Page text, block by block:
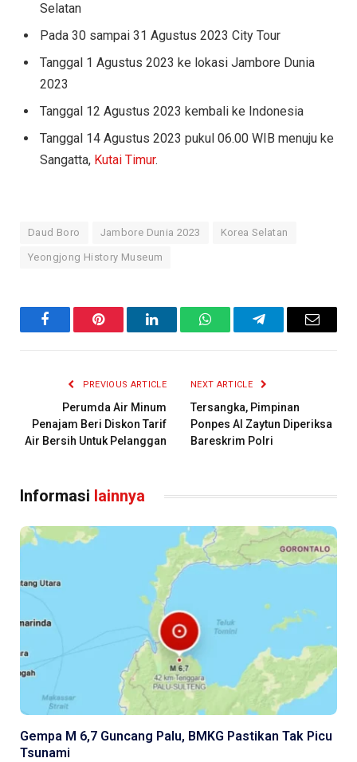
Selatan
Pada 30 sampai 31 Agustus 2023 City Tour
Tanggal 1 Agustus 2023 ke lokasi Jambore Dunia
2023
Tanggal 12 Agustus 2023 kembali ke Indonesia
Tanggal 14 Agustus 2023 pukul 06.00 WIB menuju ke
Sangatta, Kutai Timur.
Daud Boro Jambore Dunia 2023 Korea Selatan
Yeongjong History Museum
FacebookPinterest LinkedInWhatsAppTelegramEmail
PREVIOUS ARTICLE
Perumda Air Minum
Penajam Beri Diskon Tarif
Air Bersih Untuk Pelanggan
NEXT ARTICLE
Tersangka, Pimpinan
Ponpes Al Zaytun Diperiksa
Bareskrim Polri
Informasi lainnya
Gempa M 6,7 Guncang Palu, BMKG Pastikan Tak Picu
Tsunami